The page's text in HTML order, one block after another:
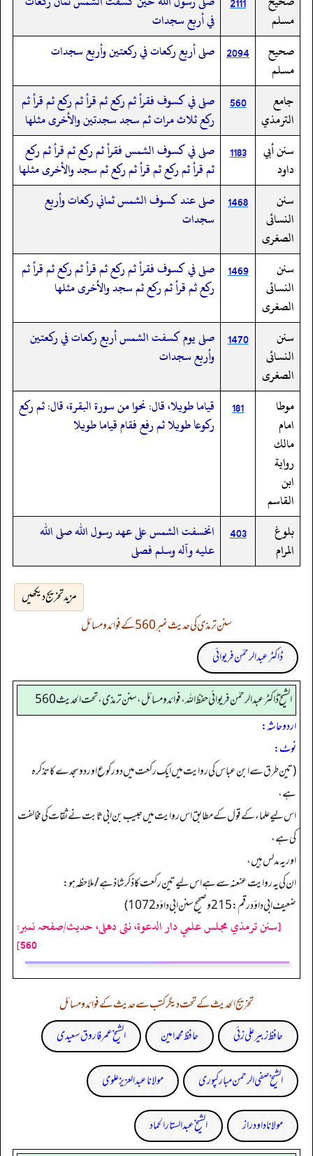
مسلم
في أربع سجدات
صحيح
مسلم
2094 صلى أربع ركعات في ركعتين وأربع سجدات
جامع
الترمذي
560
صلى في كسوف فقرأ ثم ركع ثم قرأ ثم ركع ثم قرأ ثم
ركع ثلاث مرات ثم سجد سجدتين والأخرى مثلها
سنن أبي
داود
1183
صلى في كسوف الشمس فقرأ ثم ركع ثم قرأ ثم ركع
ثم قرأ ثم ركع ثم قرأ ثم ركع ثم سجد والأخرى مثلها
سنن
النسائى
الصغرى
1468 صلى عند كسوف الشمس ثماني ركعات وأربع
سجدات
سنن
النسائى
الصغرى
1469 صلى في كسوف فقرأ ثم ركع ثم قرأ ثم ركع ثم قرأ ثم
ركع ثم قرأ ثم ركع ثم سجد والأخرى مثلها
سنن
النسائى
الصغرى
1470 صلى يوم كسفت الشمس أربع ركعات في ركعتين
وأربع سجدات
موطا
امام
مالك
رواية
ابن
القاسم
181
قياما طويلا، قال: نحوا من سورة البقرة، قال: ثم ركع
ركوعا طويلا ثم رفع فقام قياما طويلا
بلوغ
المرام
403
انخسفت الشمس على عهد رسول الله صلى الله
عليه وآله وسلم فصلى
مزید تخریج دیکھیں
سنن ترمذی کی حدیث نمبر 560 کے فوائد و مسائل
ڈاکٹر عبدالرحمٰن فریوائی
الشیخ ڈاکٹر عبد الرحمٰن فریوائی حفظ اللہ، فوائد و مسائل، سنن ترمذی، تحت الحديث 560
اردو حاشہ:
نوٹ:
(تین طرق سے ابن عباس کی روایت میں ایک رکعت میں دو رکوع اور دو سجدے کا تذکرہ
ہے،
اس لیے علماء کے قول کے مطابق اس روایت میں حبیب بن ابی ثابت نے ثقات کی مخالفت
کی ہے،
اور یہ مدلس ہیں،
ان کی یہ روایت عنعنہ سے ہے اس لیے تین رکعت کا ذکر شاذ ہے /ملاحظہ ہو:
ضعیف ابی داؤد رقم: 215 وصحیح سنن ابی داؤد 1072)
[سنن ترمذي مجلس علمي دار الدعوة، نئى دهلى، حدیث/صفحہ نمبر:
560]
تخریج الحدیث کے تحت دیگر کتب سے حدیث کے فوائد و مسائل
حافظ زبیر علی زئی
حافظ محمد امین الشیخ عمر فاروق سعیدی
الشیخ صفی الرحمن مبارکپوری مولانا عبد العزیز علوی
مولانا داود راز الشیخ عبدالستار الحماد